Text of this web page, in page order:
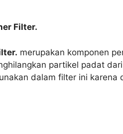
Filter.
merupakan komponen
partikel padat
dalam filter ini